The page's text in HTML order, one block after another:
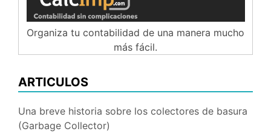
Organiza tu contabilidad de una manera mucho
más fácil.
ARTICULOS
Una breve historia sobre los colectores de basura
(Garbage Collector)